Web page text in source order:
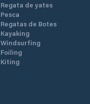
Regata de yates
Pesca
Regatas de Botes
Kayaking
Windsurfing
Foiling
Kiting